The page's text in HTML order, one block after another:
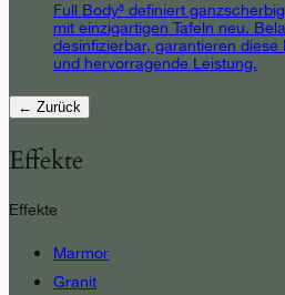
Full Body³ definiert
mit einzigartigen Tafeln neu.
desinfizierbar, garantieren
und hervorragende Leistung.
← Zurück
Effekte
Effekte
Marmor
Granit